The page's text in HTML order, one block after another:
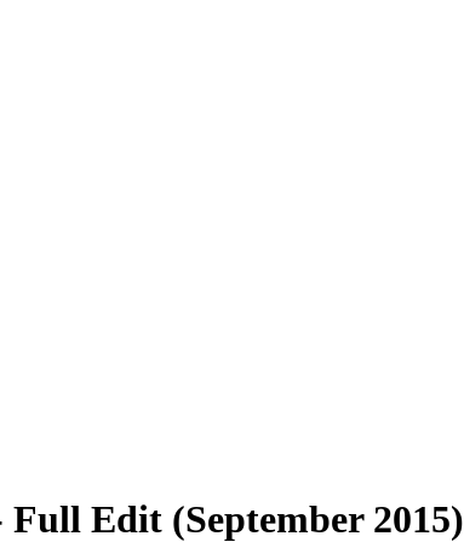
Full Edit (September 2015)